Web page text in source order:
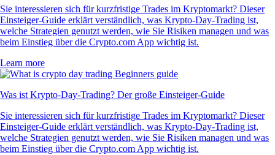
Sie interessieren sich für kurzfristige Trades im Kryptomarkt? Dieser
Einsteiger-Guide erklärt verständlich, was Krypto-Day-Trading ist,
welche Strategien genutzt werden, wie Sie Risiken managen und was
beim Einstieg über die Crypto.com App wichtig ist.
Learn more
Was ist Krypto-Day-Trading? Der große Einsteiger-Guide
Sie interessieren sich für kurzfristige Trades im Kryptomarkt? Dieser
Einsteiger-Guide erklärt verständlich, was Krypto-Day-Trading ist,
welche Strategien genutzt werden, wie Sie Risiken managen und was
beim Einstieg über die Crypto.com App wichtig ist.